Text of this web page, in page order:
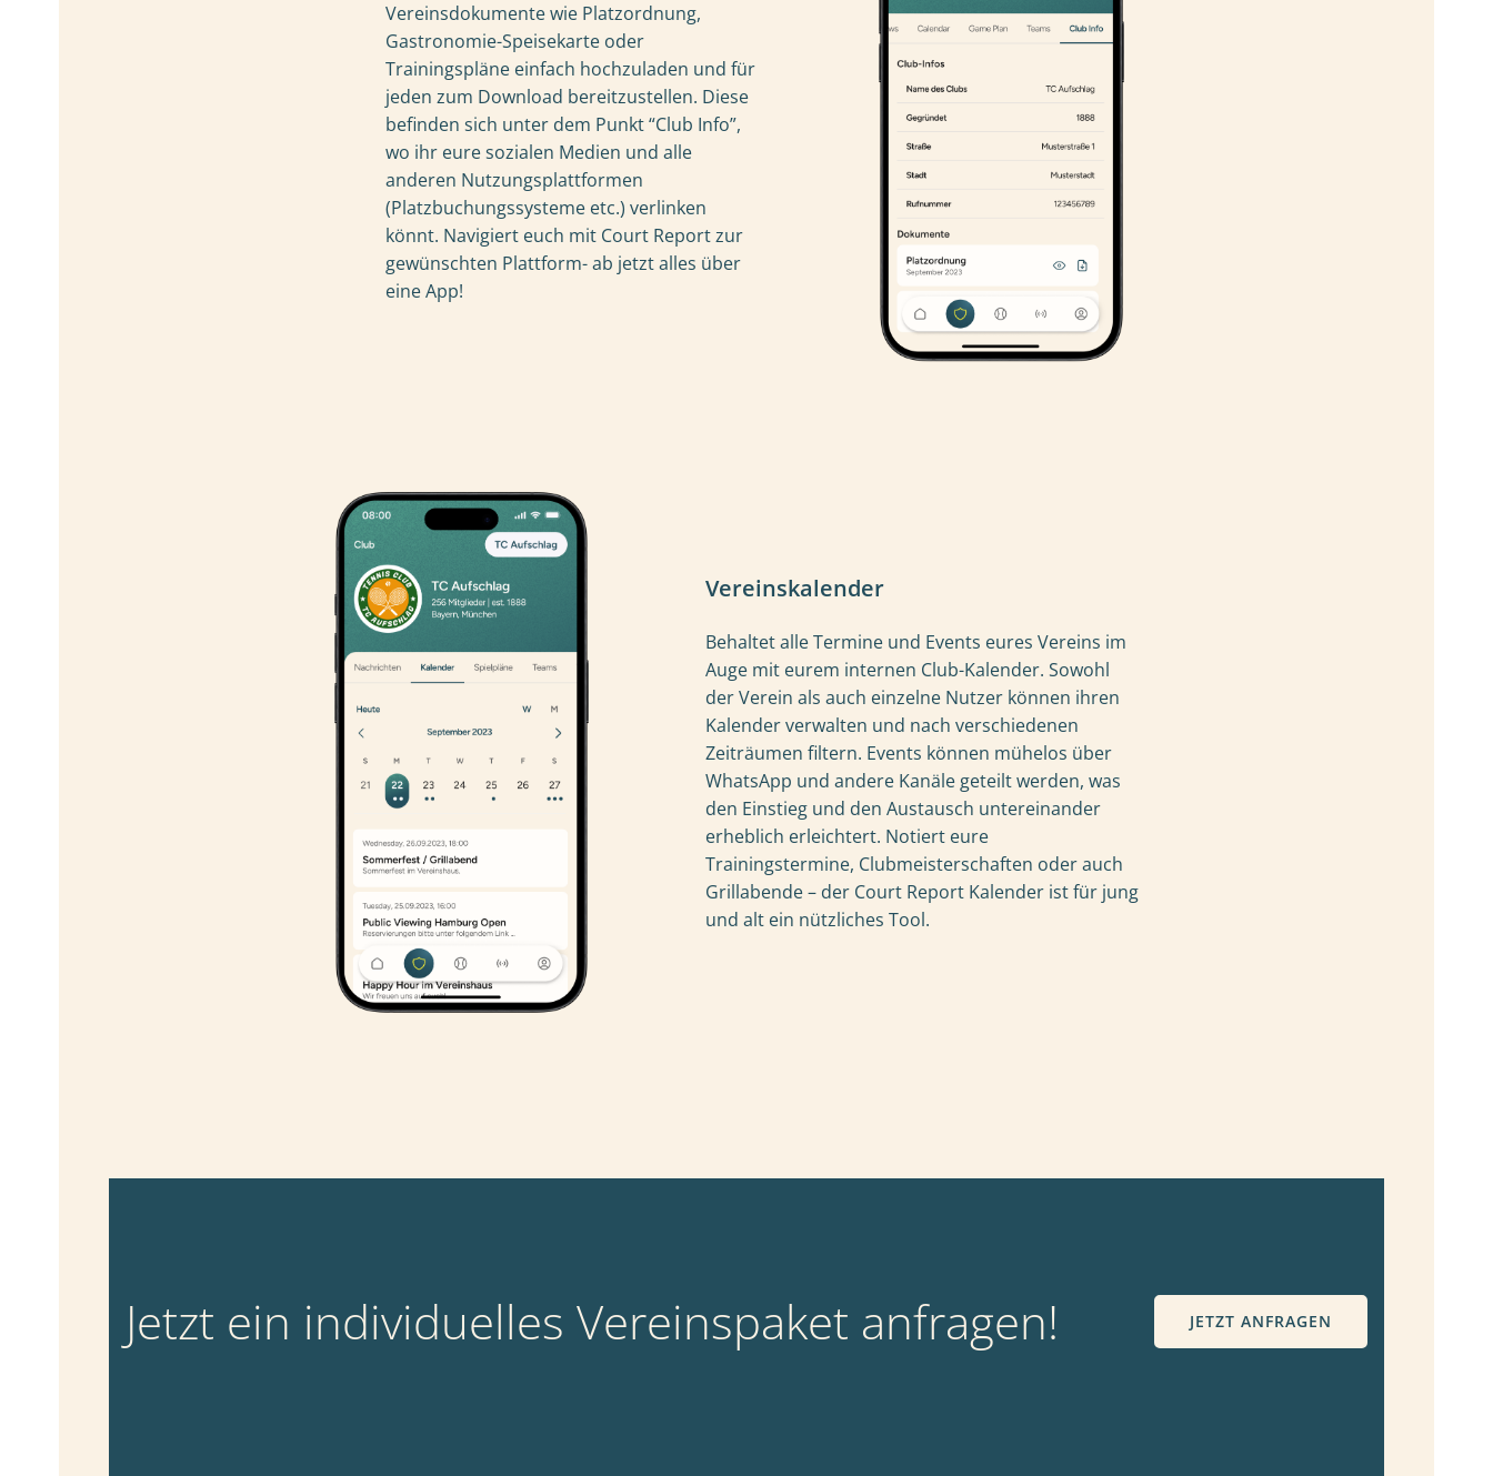
Vereinsdokumente wie Platzordnung,
Gastronomie-Speisekarte oder
Trainingspläne einfach hochzuladen und für
jeden zum Download bereitzustellen. Diese
befinden sich unter dem Punkt “Club Info”,
wo ihr eure sozialen Medien und alle
anderen Nutzungsplattformen
(Platzbuchungssysteme etc.) verlinken
könnt. Navigiert euch mit Court Report zur
gewünschten Plattform- ab jetzt alles über
eine App!
Vereinskalender
Behaltet alle Termine und Events eures Vereins im
Auge mit eurem internen Club-Kalender. Sowohl
der Verein als auch einzelne Nutzer können ihren
Kalender verwalten und nach verschiedenen
Zeiträumen filtern. Events können mühelos über
WhatsApp und andere Kanäle geteilt werden, was
den Einstieg und den Austausch untereinander
erheblich erleichtert. Notiert eure
Trainingstermine, Clubmeisterschaften oder auch
Grillabende – der Court Report Kalender ist für jung
und alt ein nützliches Tool.
Jetzt ein individuelles Vereinspaket anfragen! JETZT ANFRAGEN